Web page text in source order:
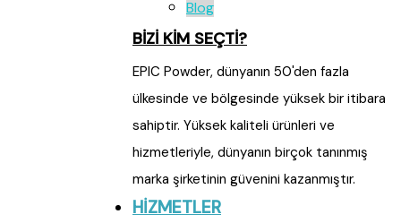
Blog
BİZİ KİM SEÇTİ?
EPIC Powder, dünyanın 50'den fazla
ülkesinde ve bölgesinde yüksek bir itibara
sahiptir. Yüksek kaliteli ürünleri ve
hizmetleriyle, dünyanın birçok tanınmış
marka şirketinin güvenini kazanmıştır.
HİZMETLER